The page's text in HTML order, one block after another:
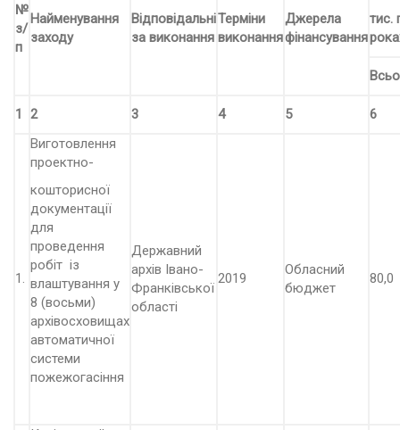
№
з/
п
Найменування
заходу
Відповідальні
за виконання
Терміни
виконання
Джерела
фінансування
тис.
1 2 3 4 5 6
1.
Виготовлення
проектно-
кошторисної
документації
для
проведення
робіт із
влаштування у
8 (восьми)
архівосховищах
автоматичної
системи
пожежогасіння
Державний
архів Івано-
Франківської
області
2019
Обласний
бюджет
80,0